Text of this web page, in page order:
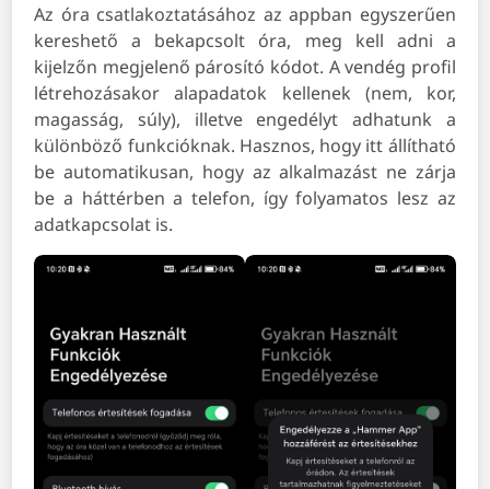
Az óra csatlakoztatásához az appban egyszerűen
kereshető a bekapcsolt óra, meg kell adni a
kijelzőn megjelenő párosító kódot. A vendég profil
létrehozásakor alapadatok kellenek (nem, kor,
magasság, súly), illetve engedélyt adhatunk a
különböző funkcióknak. Hasznos, hogy itt állítható
be automatikusan, hogy az alkalmazást ne zárja
be a háttérben a telefon, így folyamatos lesz az
adatkapcsolat is.